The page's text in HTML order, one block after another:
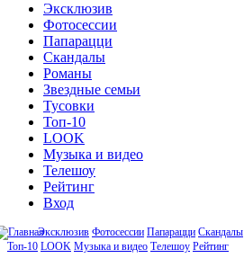
Эксклюзив
Фотосессии
Папарацци
Скандалы
Романы
Звездные семьи
Тусовки
Топ-10
LOOK
Музыка и видео
Телешоу
Рейтинг
Вход
Эксклюзив Фотосессии Папарацци Скандалы
Топ-10 LOOK Музыка и видео Телешоу Рейтинг